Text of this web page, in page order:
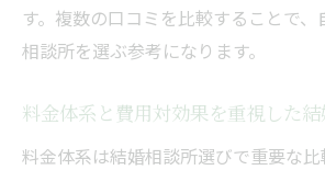
す。複数の口コミを比較することで
相談所を選ぶ参考になります。
料金体系と費用対効果を重視した
料金体系は結婚相談所選びで重要な比